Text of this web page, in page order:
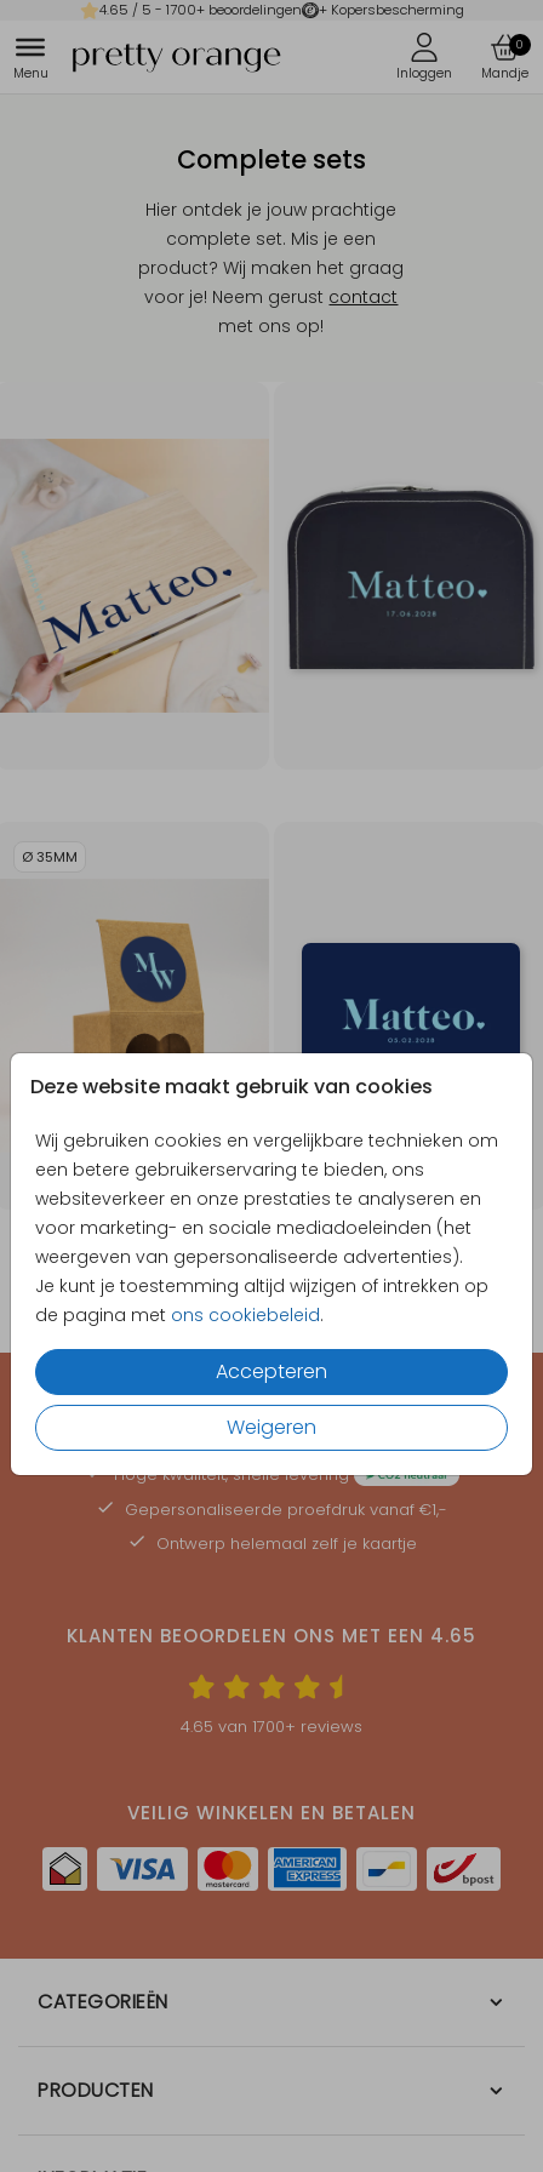
4.65 / 5 - 1700+ beoordelingen + Kopersbescherming
0
Deze website maakt gebruik van cookies
Wij gebruiken cookies en vergelijkbare technieken om
een betere gebruikerservaring te bieden, ons
websiteverkeer en onze prestaties te analyseren en
voor marketing- en sociale mediadoeleinden (het
weergeven van gepersonaliseerde advertenties).
Je kunt je toestemming altijd wijzigen of intrekken op
de pagina met ons cookiebeleid.
Accepteren
Weigeren
Complete sets
Hier ontdek je jouw prachtige
complete set. Mis je een
product? Wij maken het graag
voor je! Neem gerust contact
met ons op!
Ø 35MM
EEN KAARTJE VOOR ELK MOMENT
Hoge kwaliteit, snelle levering
Gepersonaliseerde proefdruk vanaf €1,-
Ontwerp helemaal zelf je kaartje
KLANTEN BEOORDELEN ONS MET EEN 4.65
4.65 van 1700+ reviews
VEILIG WINKELEN EN BETALEN
CATEGORIEËN
PRODUCTEN